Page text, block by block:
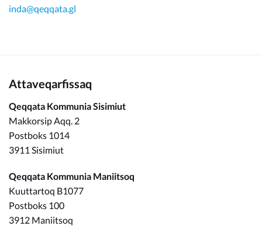
inda@qeqqata.gl
Attaveqarfissaq
Qeqqata Kommunia Sisimiut
Makkorsip Aqq. 2
Postboks 1014
3911 Sisimiut
Qeqqata Kommunia Maniitsoq
Kuuttartoq B1077
Postboks 100
3912 Maniitsoq